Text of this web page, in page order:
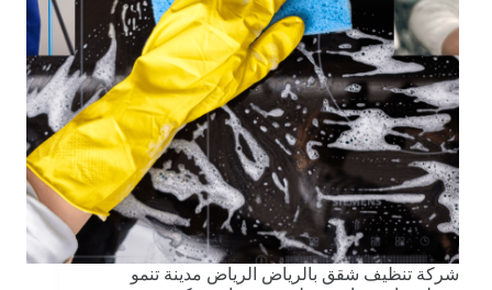
شركة تنظيف شقق بالرياض الرياض مدينة تنمو